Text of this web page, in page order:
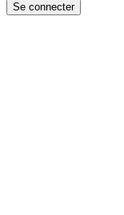
Se connecter